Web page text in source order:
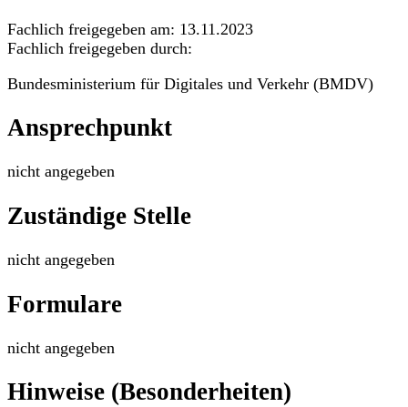
Fachlich freigegeben am: 13.11.2023
Fachlich freigegeben durch:
Bundesministerium für Digitales und Verkehr (BMDV)
Ansprechpunkt
nicht angegeben
Zuständige Stelle
nicht angegeben
Formulare
nicht angegeben
Hinweise (Besonderheiten)